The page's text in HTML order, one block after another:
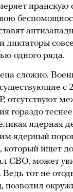
иранскую
диктаторы
одного ряда.
сложно.
с
отсутствуют
гораздо
ядерная
ядерный
ищет
СВО, может
тот не
позволил